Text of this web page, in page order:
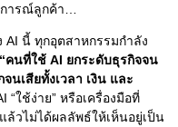
ารณ์ลูกค้า…
นี้ ทุกอุตสาหกรรมกำลัง
“คนที่ใช้ AI ยกระดับธุรกิจจน
นเสียทั้งเวลา เงิน และ
ใช้ง่าย” หรือเครื่องมือที่
วไม่ได้ผลลัพธ์ให้เห็นอยู่เป็น